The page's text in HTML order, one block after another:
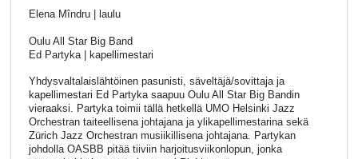
Elena Mîndru | laulu
Oulu All Star Big Band
Ed Partyka | kapellimestari
Yhdysvaltalaislähtöinen pasunisti, säveltäjä/sovittaja ja
kapellimestari Ed Partyka saapuu Oulu All Star Big Bandin
vieraaksi. Partyka toimii tällä hetkellä UMO Helsinki Jazz
Orchestran taiteellisena johtajana ja ylikapellimestarina sekä
Zürich Jazz Orchestran musiikillisena johtajana. Partykan
johdolla OASBB pitää tiiviin harjoitusviikonlopun, jonka